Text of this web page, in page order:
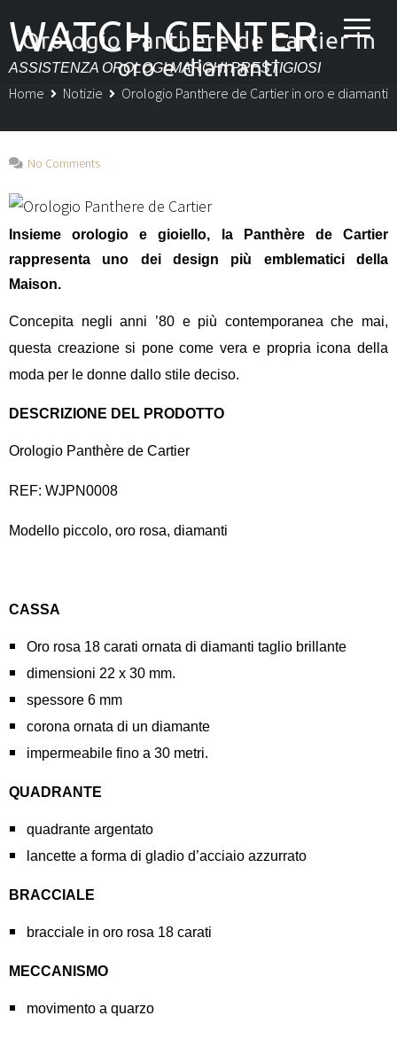
WATCH CENTER
ASSISTENZA OROLOGI MARCHI PRESTIGIOSI
Orologio Panthere de Cartier in
oro e diamanti
Home Notizie Orologio Panthere de Cartier in oro e diamanti
No Comments
Insieme orologio e gioiello, la Panthère de Cartier
rappresenta uno dei design più emblematici della
Maison.
Concepita negli anni ’80 e più contemporanea che mai,
questa creazione si pone come vera e propria icona della
moda per le donne dallo stile deciso.
DESCRIZIONE DEL PRODOTTO
Orologio Panthère de Cartier
REF: WJPN0008
Modello piccolo, oro rosa, diamanti
CASSA
Oro rosa 18 carati ornata di diamanti taglio brillante
dimensioni 22 x 30 mm.
spessore 6 mm
corona ornata di un diamante
impermeabile fino a 30 metri.
QUADRANTE
quadrante argentato
lancette a forma di gladio d’acciaio azzurrato
BRACCIALE
bracciale in oro rosa 18 carati
MECCANISMO
movimento a quarzo